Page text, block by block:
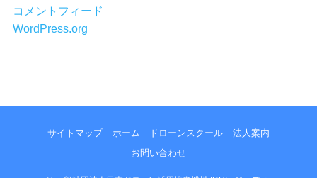
コメントフィード
WordPress.org
サイトマップ ホーム ドローンスクール
法人案内
お問い合わせ